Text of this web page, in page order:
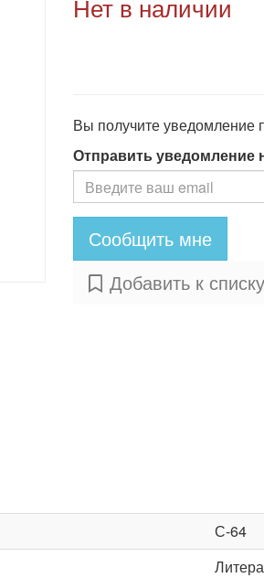
Нет в наличии
Вы получите уведомление
Отправить уведомление
Сообщить мне
Добавить к
С-64